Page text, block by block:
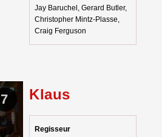
Jay Baruchel, Gerard Butler,
Christopher Mintz-Plasse,
Craig Ferguson
7 Klaus
Regisseur